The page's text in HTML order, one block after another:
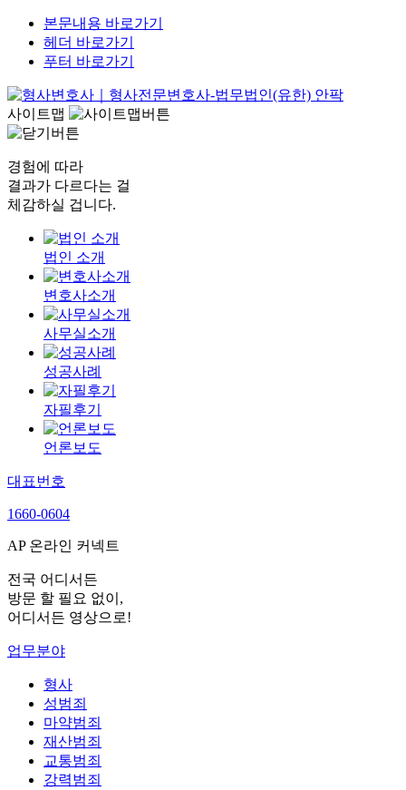
본문내용 바로가기
헤더 바로가기
푸터 바로가기
사이트맵
경험에 따라
결과가 다르다는 걸
체감하실 겁니다.
법인 소개
변호사소개
사무실소개
성공사례
자필후기
언론보도
대표번호
1660-0604
AP 온라인 커넥트
전국 어디서든
방문 할 필요 없이,
어디서든 영상으로!
업무분야
형사
성범죄
마약범죄
재산범죄
교통범죄
강력범죄